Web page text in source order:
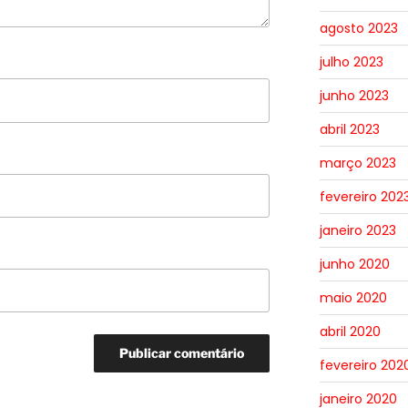
agosto 2023
julho 2023
junho 2023
abril 2023
março 2023
fevereiro
janeiro 2023
junho 2020
maio 2020
abril 2020
fevereiro
janeiro 2020